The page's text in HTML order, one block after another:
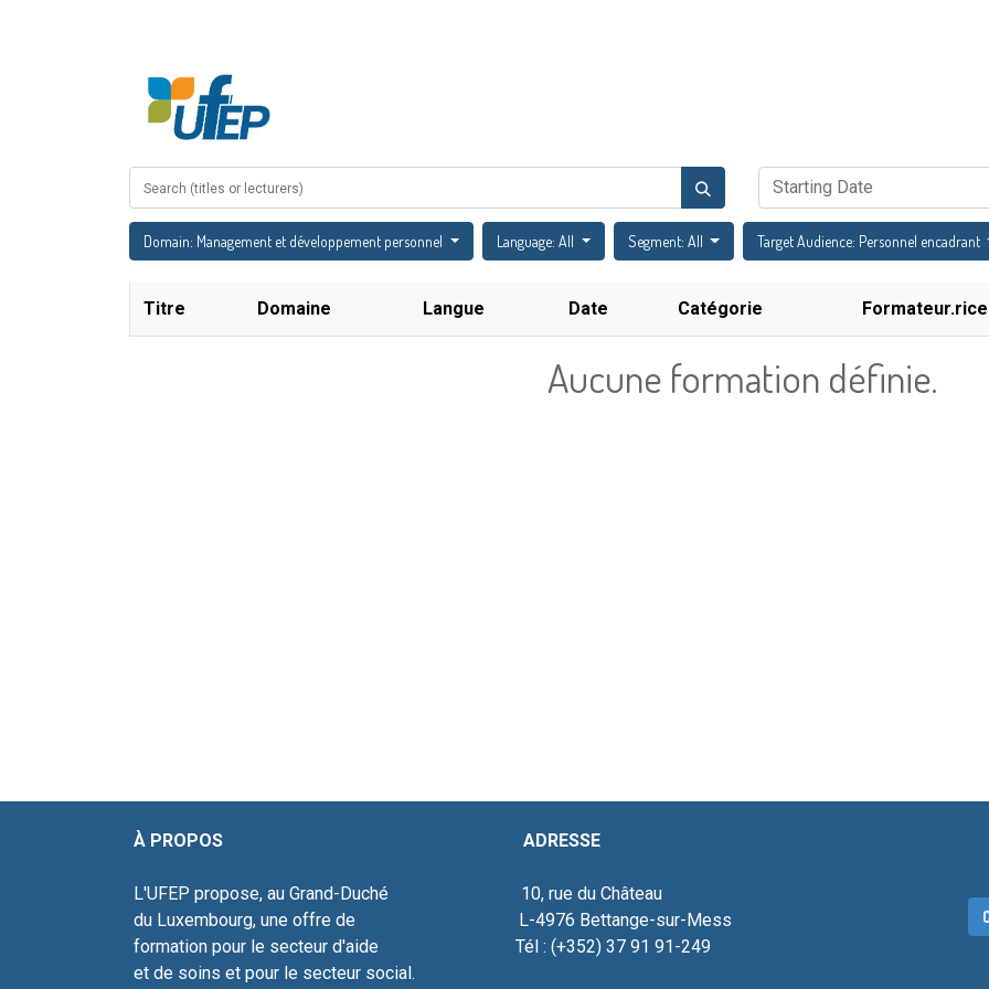
Domain: Management et développement personnel Language: All Segment: All Target Audience: Personnel encadrant
Titre Domaine Langue Date Catégorie
Aucune formation définie.
À PROPOS ADRESSE
L'UFEP propose, au Grand-Duché 10, rue du Château
du Luxembourg, une offre de L-4976 Bettange-sur-Mess
formation pour le secteur d'aide Tél : (+352) 37 91 91-249
et de soins et pour le secteur social.